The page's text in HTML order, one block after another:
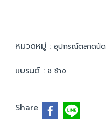
หมวดหมู่ : อุปกรณ์ตลาดนัด
แบรนด์ : ช ช้าง
Share